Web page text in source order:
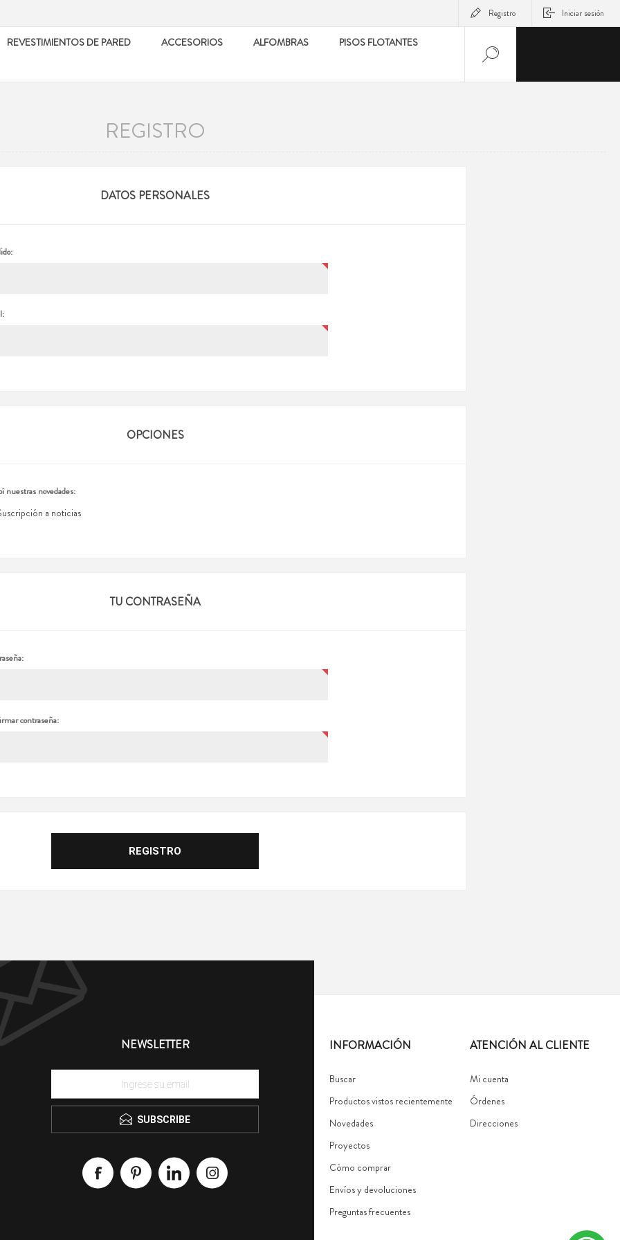
Registro Iniciar sesión
REVESTIMIENTOS DE PARED ACCESORIOS ALFOMBRAS
PISOS FLOTANTES
REGISTRO
DATOS PERSONALES
OPCIONES
nuestras novedades:
a noticias
TU CONTRASEÑA
contraseña:
NEWSLETTER
SUBSCRIBE
INFORMACIÓN
Buscar
Productos vistos recientemente
Novedades
Proyectos
Cómo comprar
Envíos y devoluciones
Preguntas frecuentes
ATENCIÓN AL CLIENTE
Mi cuenta
Órdenes
Direcciones